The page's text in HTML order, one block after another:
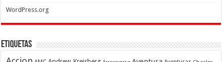
WordPress.org
Etiquetas